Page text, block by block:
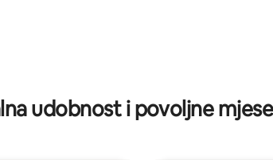
108
udobnost i povoljne